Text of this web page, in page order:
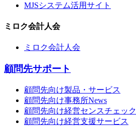
MJSシステム活用サイト
ミロク会計人会
ミロク会計人会
顧問先サポート
顧問先向け製品・サービス
顧問先向け事務所News
顧問先向け経営センスチェック
顧問先向け経営支援サービス